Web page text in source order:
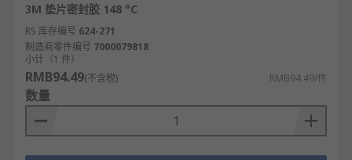
3M 垫片密封胶 148 °C
RS 库存编号 624-271
制造商零件编号 7000079818
小计（1 件）
RMB94.49(不含税) RMB94.49/件
数量